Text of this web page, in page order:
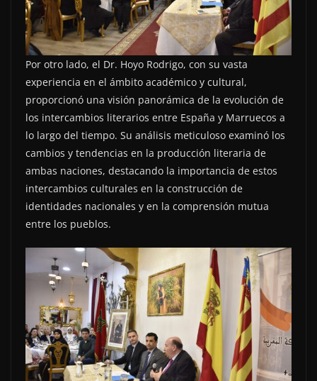
Por otro lado, el Dr. Hoyo Rodrigo, con su vasta
experiencia en el ámbito académico y cultural,
proporcionó una visión panorámica de la evolución de
los intercambios literarios entre España y Marruecos a
lo largo del tiempo. Su análisis meticuloso examinó los
cambios y tendencias en la producción literaria de
ambas naciones, destacando la importancia de estos
intercambios culturales en la construcción de
identidades nacionales y en la comprensión mutua
entre los pueblos.